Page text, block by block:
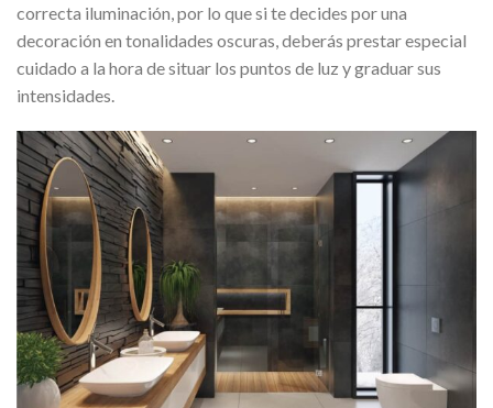
correcta iluminación, por lo que si te decides por una
decoración en tonalidades oscuras, deberás prestar especial
cuidado a la hora de situar los puntos de luz y graduar sus
intensidades.